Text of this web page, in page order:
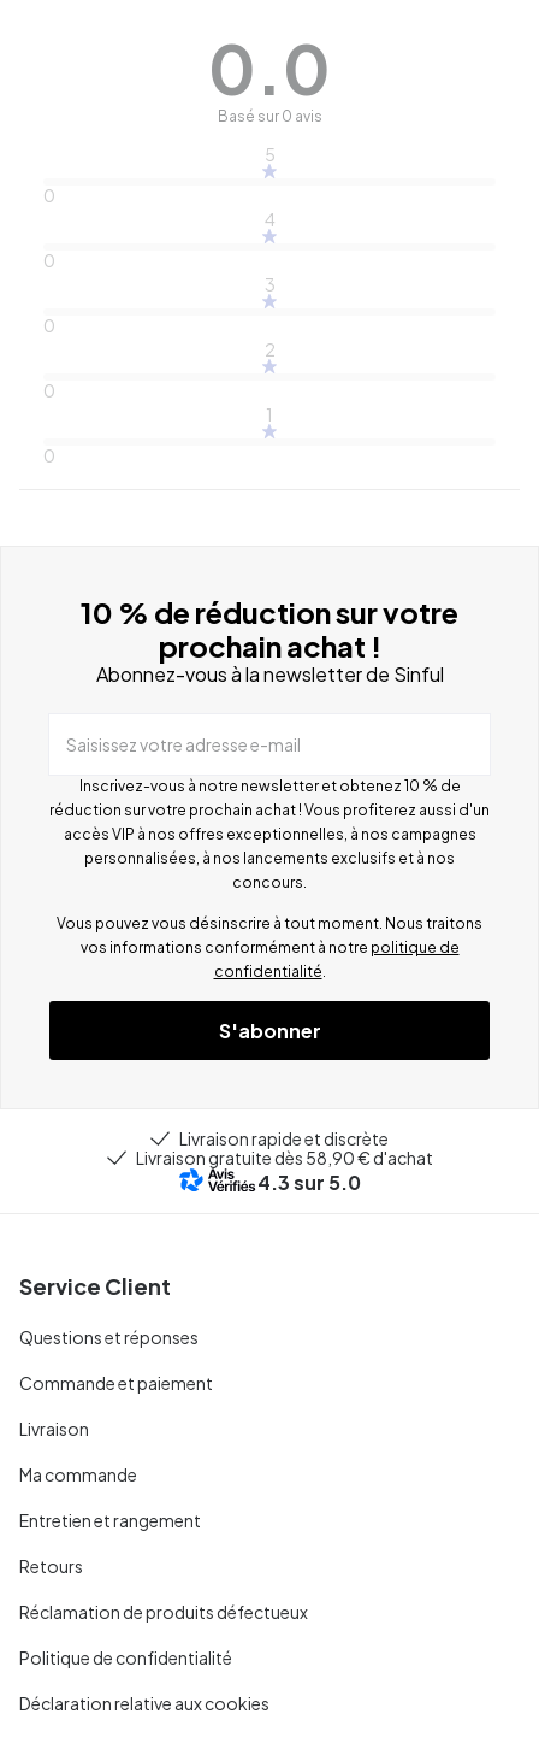
0.0
Basé sur 0 avis
5
0
4
0
3
0
2
0
1
0
10 % de réduction sur votre
prochain achat !
Abonnez-vous à la newsletter de Sinful
Saisissez votre adresse e-mail
Inscrivez-vous à notre newsletter et obtenez 10 % de
réduction sur votre prochain achat ! Vous profiterez aussi d'un
accès VIP à nos offres exceptionnelles, à nos campagnes
personnalisées, à nos lancements exclusifs et à nos
concours.
Vous pouvez vous désinscrire à tout moment. Nous traitons
vos informations conformément à notre politique de
confidentialité
S'abonner
Livraison rapide et discrète
Livraison gratuite dès 58,90 € d'achat
4.3sur 5.0
Service Client
Questions et réponses
Commande et paiement
Livraison
Ma commande
Entretien et rangement
Retours
Réclamation de produits défectueux
Politique de confidentialité
Déclaration relative aux cookies